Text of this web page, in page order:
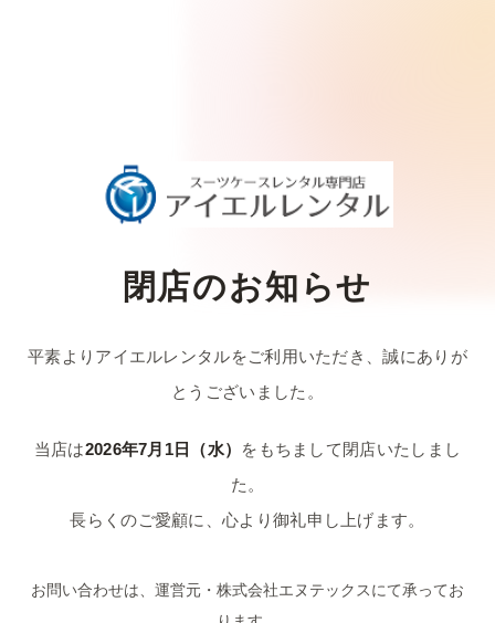
閉店のお知らせ
平素よりアイエルレンタルをご利用いただき、誠にありが
とうございました。
当店は2026年7月1日（水） をもちまして閉店いたしまし
た。
長らくのご愛顧に、心より御礼申し上げます。
お問い合わせは、運営元・株式会社エヌテックスにて承ってお